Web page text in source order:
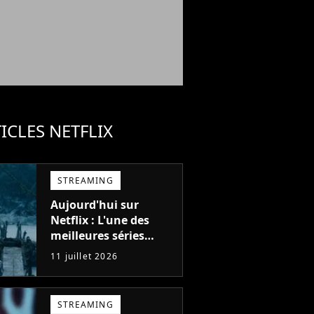
NETFLIX
STREAMING
Aujourd'hui sur
Netflix : L'une des
meilleures séries
d'action de tous les
temps, avec 6 saisons
parfaites
11 juillet 2026
STREAMING